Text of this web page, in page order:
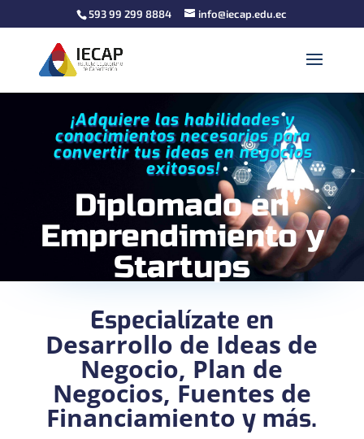
593 99 299 8884 info@iecap.edu.ec
¡Adquiere las habilidades y
conocimientos necesarios para
convertir tus ideas en negocios
exitosos!
Diplomado en
Emprendimiento y
Startups
Especialízate en
Desarrollo de Ideas de
Negocio, Plan de
Negocios, Fuentes de
Financiamientoy más.